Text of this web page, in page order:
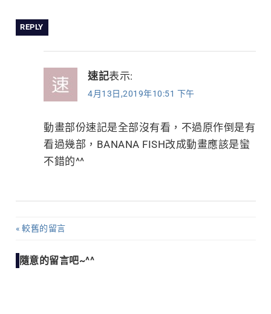
REPLY
速記表示:
4月13日,2019年10:51 下午
動畫部份速記是全部沒有看，不過原作倒是有
看過幾部，BANANA FISH改成動畫應該是蠻
不錯的^^
留
言
較舊的留言
隨意的留言吧~^^